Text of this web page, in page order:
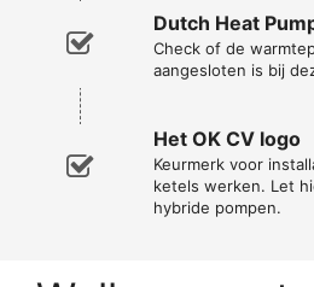
Dutch Heat
Check of de
aangesloten is bij
Het OK CV logo
Keurmerk voor
ketels werken. Let
hybride pompen.